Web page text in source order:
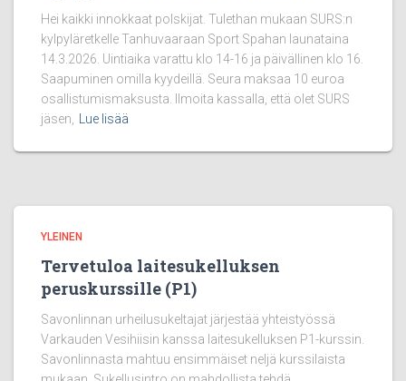
Hei kaikki innokkaat polskijat. Tulethan mukaan SURS:n
kylpyläretkelle Tanhuvaaraan Sport Spahan launataina
14.3.2026. Uintiaika varattu klo 14-16 ja päivällinen klo 16.
Saapuminen omilla kyydeillä. Seura maksaa 10 euroa
osallistumismaksusta. Ilmoita kassalla, että olet SURS
jäsen,
Lue lisää
YLEINEN
Tervetuloa laitesukelluksen
peruskurssille (P1)
Savonlinnan urheilusukeltajat järjestää yhteistyössä
Varkauden Vesihiisin kanssa laitesukelluksen P1-kurssin.
Savonlinnasta mahtuu ensimmäiset neljä kurssilaista